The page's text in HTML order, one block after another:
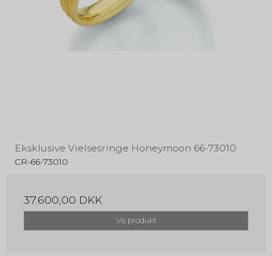
Eksklusive Vielsesringe Honeymoon 66-73010
CR-66-73010
37.600,00 DKK
Vis produkt